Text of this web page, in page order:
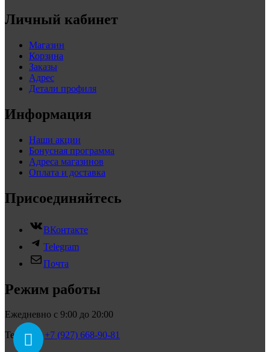
Личный кабинет
Магазин
Корзина
Заказы
Адрес
Детали профиля
Информация
Наши акции
Бонусная программа
Адреса магазинов
Оплата и доставка
Присоединяйтесь
ВКонтакте
Telegram
Почта
Режим работы
Ежедневно с 9:00 до 20:00
Телефон:+7 (927) 668-90-81